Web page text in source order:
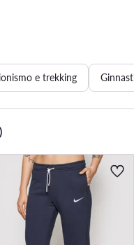
e trekking